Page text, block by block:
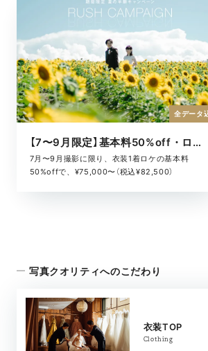
【7〜9月限定】基本料50%off・ロケキャンペーン
7月〜9月撮影に限り、衣装1着ロケの基本料
50%offで、¥75,000〜（税込¥82,500）
全データ
写真クオリティへのこだわり
衣装TOP
Clothing